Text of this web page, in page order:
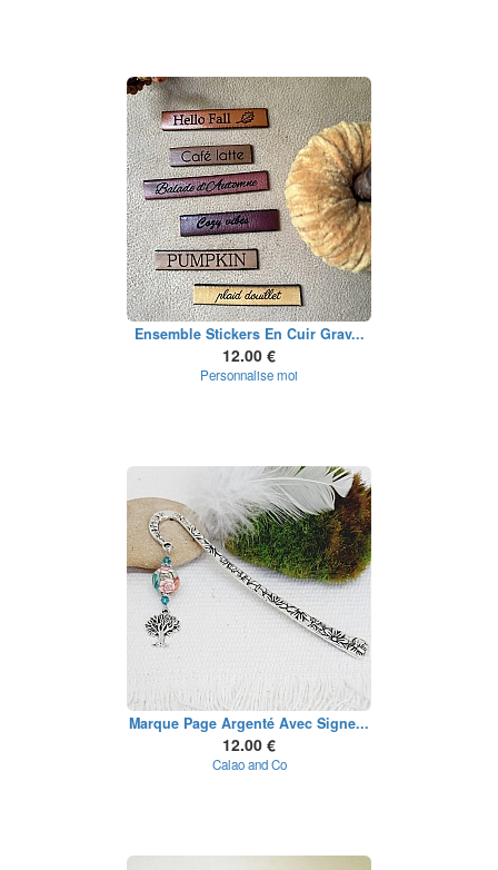
Ensemble Stickers En Cuir Grav...
12.00 €
Personnalise moi
Marque Page Argenté Avec Signe...
12.00 €
Calao and Co